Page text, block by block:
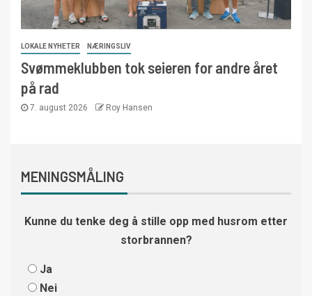
LOKALE NYHETER NÆRINGSLIV
Svømmeklubben tok seieren for andre året
på rad
7. august 2026 Roy Hansen
MENINGSMÅLING
Kunne du tenke deg å stille opp med husrom etter
storbrannen?
Ja
Nei